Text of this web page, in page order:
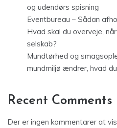
og udendørs spisning
Eventbureau – Sådan
Hvad skal du overveje,
selskab?
Mundtørhed og
mundmiljø ændrer, hvad
Recent Comments
Der er ingen kommentarer at